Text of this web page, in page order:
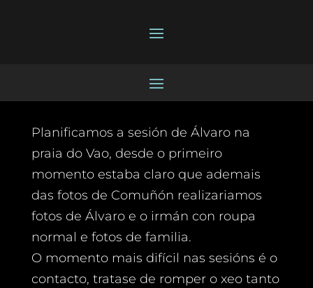
Planificamos a sesión de Álvaro na
praia do Vao, desde o primeiro
momento estaba claro que ademais
das fotos de Comuñón realizariamos
fotos de Álvaro e o irmán con roupa
normal e fotos de familia.
O momento mais difícil nas sesións é o
contacto, tratase de romper o xeo tanto